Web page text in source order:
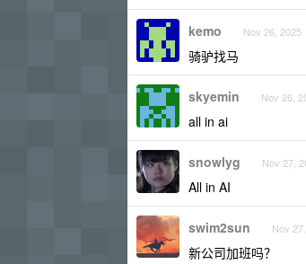
kemo Nov 26, 2025
骑驴找马
skyemin Nov 26,
all in ai
snowlyg Nov 27,
All in AI
swim2sun Nov
新公司加班吗？